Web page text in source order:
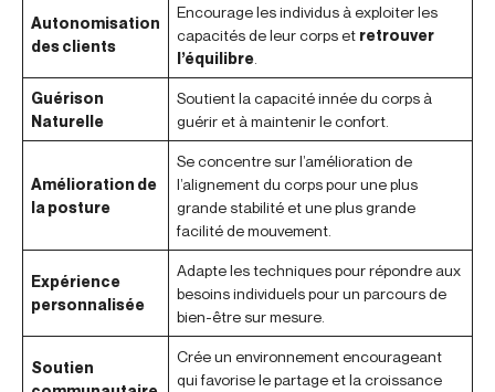
Autonomisation
des clients
Encourage les individus à exploiter les
capacités de leur corps et retrouver
l’équilibre
Guérison
Naturelle
Soutient la capacité innée du corps à
guérir et à maintenir le confort.
Amélioration de
la posture
Se concentre sur l’amélioration de
l’alignement du corps pour une plus
grande stabilité et une plus grande
facilité de mouvement.
Expérience
personnalisée
Adapte les techniques pour répondre aux
besoins individuels pour un parcours de
bien-être sur mesure.
Soutien
Crée un environnement encourageant
qui favorise le partage et la croissance